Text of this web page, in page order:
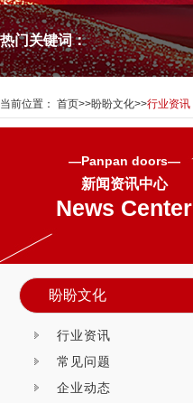
热门关键词：
当前位置： 首页>>盼盼文化>>行业资讯
—Panpan doors—
新闻资讯中心
News Center
盼盼文化
行业资讯
常见问题
企业动态